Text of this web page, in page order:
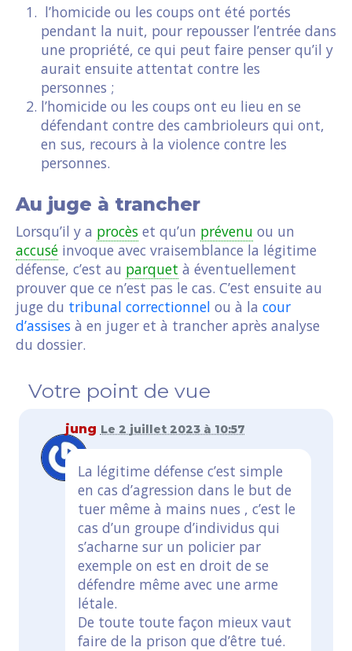
l’homicide ou les coups ont été portés
pendant la nuit, pour repousser l’entrée dans
une propriété, ce qui peut faire penser qu’il y
aurait ensuite attentat contre les
personnes ;
l’homicide ou les coups ont eu lieu en se
défendant contre des cambrioleurs qui ont,
en sus, recours à la violence contre les
personnes.
Au juge à trancher
Lorsqu’il y a procès et qu’un prévenu ou un
accusé invoque avec vraisemblance la légitime
défense, c’est au parquet à éventuellement
prouver que ce n’est pas le cas. C’est ensuite au
juge du tribunal correctionnel ou à la cour
d’assises à en juger et à trancher après analyse
du dossier.
Votre point de vue
jung Le 2 juillet 2023 à 10:57
La légitime défense c’est simple
en cas d’agression dans le but de
tuer même à mains nues , c’est le
cas d’un groupe d’individus qui
s’acharne sur un policier par
exemple on est en droit de se
défendre même avec une arme
létale.
De toute toute façon mieux vaut
faire de la prison que d’être tué.